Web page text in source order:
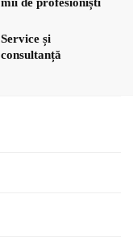
Service și
consultanță